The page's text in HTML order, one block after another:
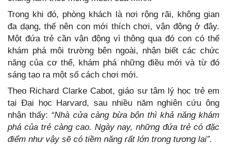
Trong khi đó, phòng khách là nơi rộng rãi, không gian
đa dạng, thế nên con mới thích chơi, vận động ở đây.
Một đứa trẻ cần vận động vì thông qua đó con có thể
khám phá môi trường bên ngoài, nhận biết các chức
năng của cơ thể, khám phá những điều mới và từ đó
sáng tạo ra một số cách chơi mới.
Theo Richard Clarke Cabot, giáo sư tâm lý học trẻ em
tại Đại học Harvard, sau nhiều năm nghiên cứu ông
nhận thấy: “Nhà cửa càng bừa bộn thì khả năng khám
phá của trẻ càng cao. Ngày nay, những đứa trẻ có đặc
điểm như vậy sẽ có tiềm năng rất lớn trong tương lai”.